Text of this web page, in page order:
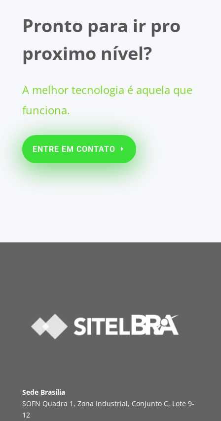
Pronto para ir pro
proximo nível?
A melhor tecnologia é aquela que
funciona.
ENTRE EM CONTATO
Sede Brasília
SOFN Quadra 1, Zona Industrial, Conjunto C, Lote 9-
12